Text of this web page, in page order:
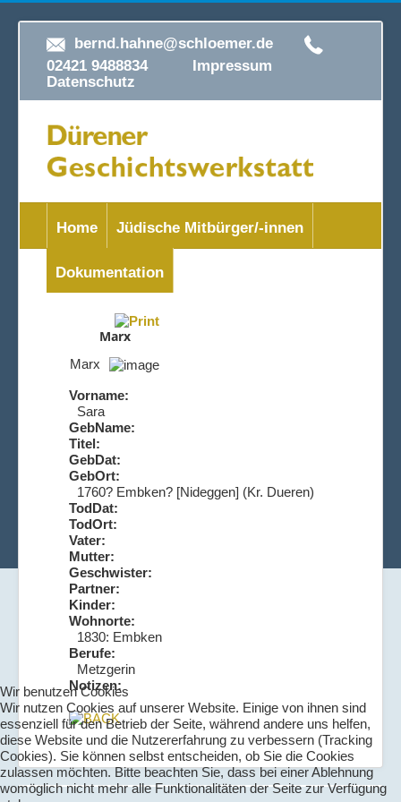
bernd.hahne@schloemer.de
02421 9488834 Impressum
Datenschutz
Home Jüdische Mitbürger/-innen
Dokumentation
Marx
Marx
Vorname:
Sara
GebName:
Titel:
GebDat:
GebOrt:
1760? Embken? [Nideggen] (Kr. Dueren)
TodDat:
TodOrt:
Vater:
Mutter:
Geschwister:
Partner:
Kinder:
Wohnorte:
1830: Embken
Berufe:
Metzgerin
Notizen:
Wir benutzen Cookies
Wir nutzen Cookies auf unserer Website. Einige von ihnen sind
essenziell für den Betrieb der Seite, während andere uns helfen,
diese Website und die Nutzererfahrung zu verbessern (Tracking
Cookies). Sie können selbst entscheiden, ob Sie die Cookies
zulassen möchten. Bitte beachten Sie, dass bei einer Ablehnung
womöglich nicht mehr alle Funktionalitäten der Seite zur Verfügung